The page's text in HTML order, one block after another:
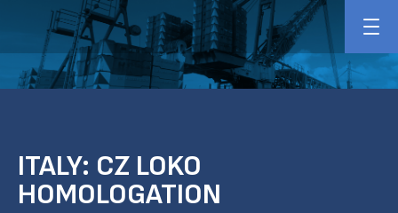
ITALY: CZ LOKO
HOMOLOGATION